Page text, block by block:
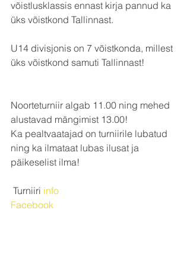
võistlusklassis ennast kirja pannud ka
üks võistkond Tallinnast.
U14 divisjonis on 7 võistkonda, millest
üks võistkond samuti Tallinnast!
Noorteturniir algab 11.00 ning mehed
alustavad mängimist 13.00!
Ka pealtvaatajad on turniirile lubatud
ning ka ilmataat lubas ilusat ja
päikeselist ilma!
Turniiri info
Facebook